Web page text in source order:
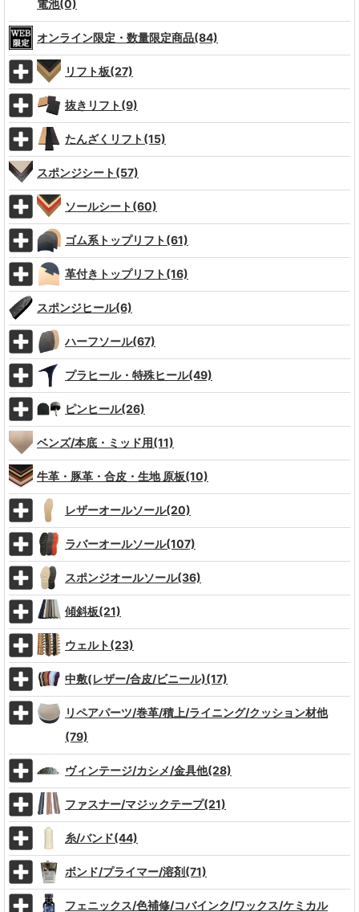
電池(0)
オンライン限定・数量限定商品(84)
リフト板(27)
抜きリフト(9)
たんざくリフト(15)
スポンジシート(57)
ソールシート(60)
ゴム系トップリフト(61)
革付きトップリフト(16)
スポンジヒール(6)
ハーフソール(67)
プラヒール・特殊ヒール(49)
ピンヒール(26)
ベンズ/本底・ミッド用(11)
牛革・豚革・合皮・生地 原板(10)
レザーオールソール(20)
ラバーオールソール(107)
スポンジオールソール(36)
傾斜板(21)
ウェルト(23)
中敷(レザー/合皮/ビニール)(17)
リペアパーツ/巻革/積上/ライニング/クッション材他
(79)
ヴィンテージ/カシメ/金具他(28)
ファスナー/マジックテープ(21)
糸/バンド(44)
ボンド/プライマー/溶剤(71)
フェニックス/色補修/コバインク/ワックス/ケミカル